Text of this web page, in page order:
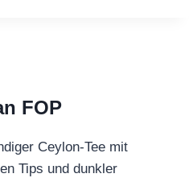
FOP
Ceylon‑Tee mit
Tips und dunkler